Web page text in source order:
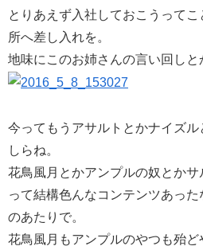
とりあえず入社しておこうって
所へ差し入れを。
地味にこのお姉さんの言い回しと
今ってもうアサルトとかナイズ
しらね。
花鳥風月とかアンプルの奴とか
って結構色んなコンテンツあっ
のあたりで。
花鳥風月もアンプルのやつも殆